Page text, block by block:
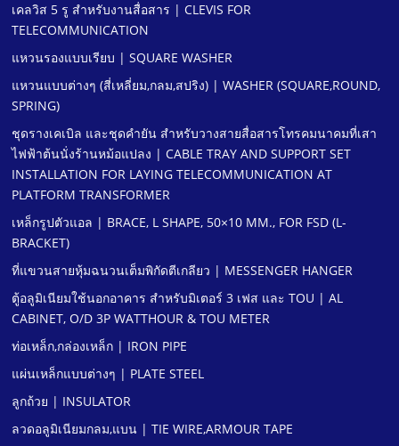
เคลวิส 5 รู สําหรับงานสื่อสาร | CLEVIS FOR
TELECOMMUNICATION
แหวนรองแบบเรียบ | SQUARE WASHER
แหวนแบบต่างๆ (สี่เหลี่ยม,กลม,สปริง) | WASHER (SQUARE,ROUND,
SPRING)
ชุดรางเคเบิล และชุดคํายัน สําหรับวางสายสื่อสารโทรคมนาคมที่เสา
ไฟฟ้าต้นนั่งร้านหม้อแปลง | CABLE TRAY AND SUPPORT SET
INSTALLATION FOR LAYING TELECOMMUNICATION AT
PLATFORM TRANSFORMER
เหล็กรูปตัวแอล | BRACE, L SHAPE, 50×10 MM., FOR FSD (L-
BRACKET)
ที่แขวนสายหุ้มฉนวนเต็มพิกัดตีเกลียว | MESSENGER HANGER
ตู้อลูมิเนียมใช้นอกอาคาร สําหรับมิเตอร์ 3 เฟส และ TOU | AL
CABINET, O/D 3P WATTHOUR & TOU METER
ท่อเหล็ก,กล่องเหล็ก | IRON PIPE
แผ่นเหล็กแบบต่างๆ | PLATE STEEL
ลูกถ้วย | INSULATOR
ลวดอลูมิเนียมกลม,แบน | TIE WIRE,ARMOUR TAPE